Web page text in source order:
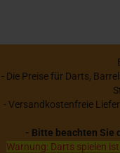
- Die Preise für Darts,
- Versandkostenfreie
- Bitte beachten Sie
Warnung: Darts spielen